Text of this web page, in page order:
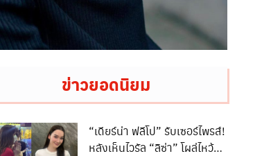
ข่าวยอดนิยม
“เดียร์น่า ฟลีโป” รับเซอร์ไพรส์!
หลังเห็นไวรัล “ลิซ่า” โผล่ไหว้